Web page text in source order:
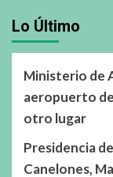
Lo Último
Ministerio de
aeropuerto
otro lugar
Presidencia
Canelones,